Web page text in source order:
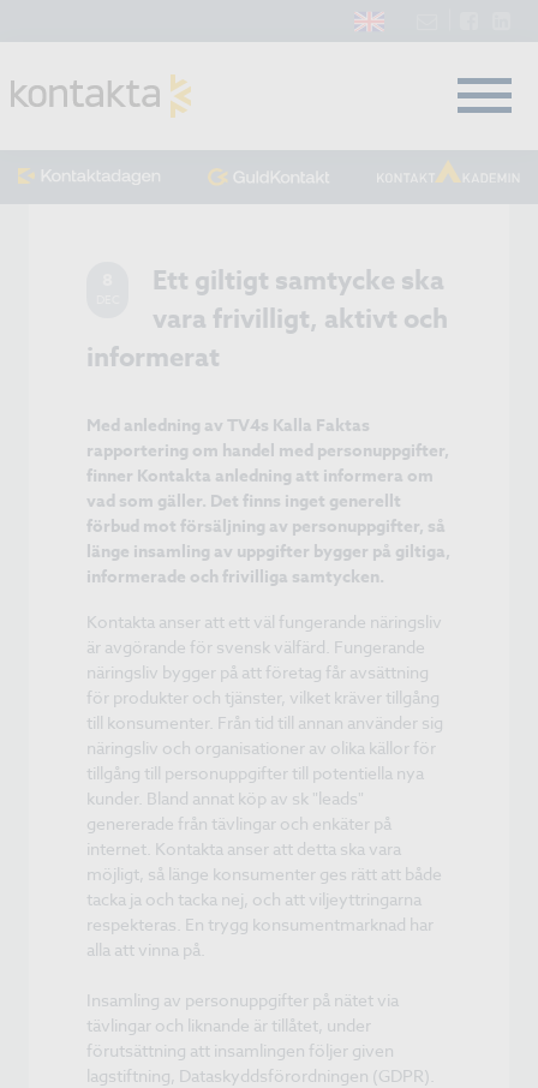
Ett giltigt samtycke ska
vara frivilligt, aktivt och
informerat
Med anledning av TV4s Kalla Faktas
rapportering om handel med personuppgifter,
finner Kontakta anledning att informera om
vad som gäller. Det finns inget generellt
förbud mot försäljning av personuppgifter, så
länge insamling av uppgifter bygger på giltiga,
informerade och frivilliga samtycken.
Kontakta anser att ett väl fungerande näringsliv
är avgörande för svensk välfärd. Fungerande
näringsliv bygger på att företag får avsättning
för produkter och tjänster, vilket kräver tillgång
till konsumenter. Från tid till annan använder sig
näringsliv och organisationer av olika källor för
tillgång till personuppgifter till potentiella nya
kunder. Bland annat köp av sk "leads"
genererade från tävlingar och enkäter på
internet. Kontakta anser att detta ska vara
möjligt, så länge konsumenter ges rätt att både
tacka ja och tacka nej, och att viljeyttringarna
respekteras. En trygg konsumentmarknad har
alla att vinna på.
Insamling av personuppgifter på nätet via
tävlingar och liknande är tillåtet, under
förutsättning att insamlingen följer given
lagstiftning, Dataskyddsförordningen (GDPR).